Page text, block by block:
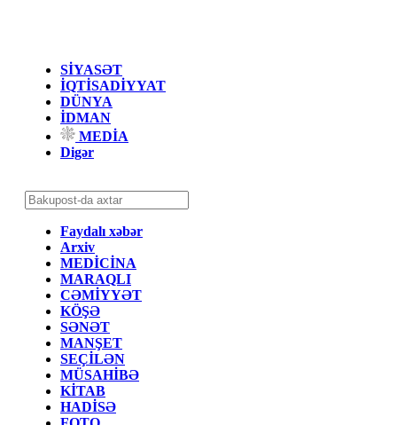
SİYASƏT
İQTİSADİYYAT
DÜNYA
İDMAN
MEDİA
Digər
Faydalı xəbər
Arxiv
MEDİCİNA
MARAQLI
CƏMİYYƏT
KÖŞƏ
SƏNƏT
MANŞET
SEÇİLƏN
MÜSAHİBƏ
KİTAB
HADİSƏ